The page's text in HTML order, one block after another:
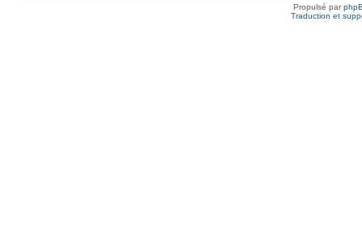
Propulsé par
Traduction et